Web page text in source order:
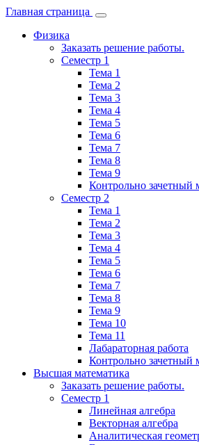
Главная страница
Физика
Заказать решение работы.
Семестр 1
Тема 1
Тема 2
Тема 3
Тема 4
Тема 5
Тема 6
Тема 7
Тема 8
Тема 9
Контрольно зачетный
Семестр 2
Тема 1
Тема 2
Тема 3
Тема 4
Тема 5
Тема 6
Тема 7
Тема 8
Тема 9
Тема 10
Тема 11
Лабараторная работа
Контрольно зачетный
Высшая математика
Заказать решение работы.
Семестр 1
Линейная алгебра
Векторная алгебра
Аналитическая